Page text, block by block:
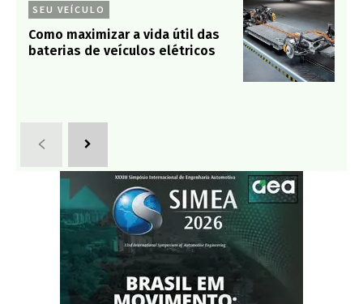
SEU VEÍCULO
Como maximizar a vida útil das
baterias de veículos elétricos